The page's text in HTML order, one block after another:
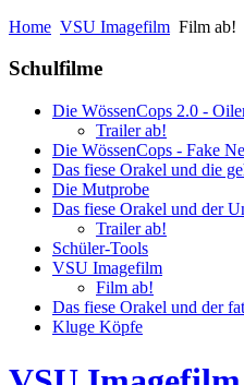
Home VSU Imagefilm Film ab!
Schulfilme
Die WössenCops 2.0 -
Trailer ab!
Die WössenCops - Fake
Das fiese Orakel und die
Die Mutprobe
Das fiese Orakel und der
Trailer ab!
Schüler-Tools
VSU Imagefilm
Film ab!
Das fiese Orakel und der
Kluge Köpfe